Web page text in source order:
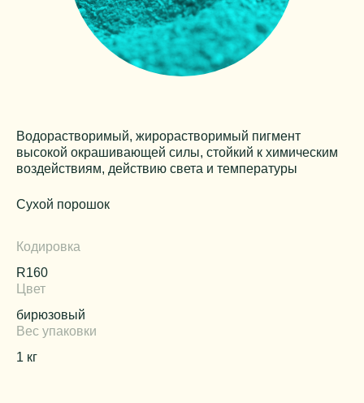
Водорастворимый, жирорастворимый пигмент
высокой окрашивающей силы, стойкий к химическим
воздействиям, действию света и температуры
Сухой порошок
Кодировка
R160
Цвет
бирюзовый
Вес упаковки
1 кг